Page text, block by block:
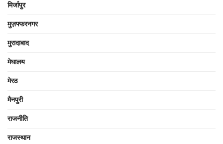
मिर्जापुर
मुज़फ्फरनगर
मुरादाबाद
मेघालय
मेरठ
मैनपुरी
राजनीति
राजस्थान